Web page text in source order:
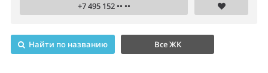
+7 495 152 •• ••
Найти по названию Все ЖК